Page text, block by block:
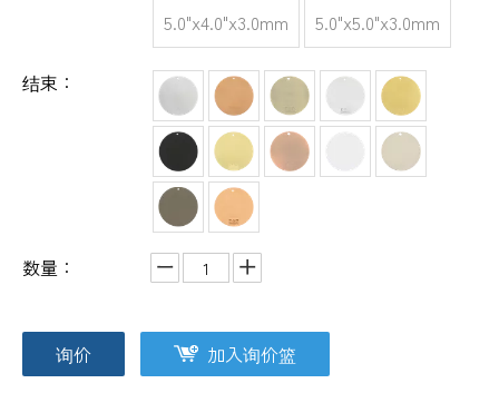
5.0"x4.0"x3.0mm 5.0"x5.0"x3.0mm
结束：
数量：
询价 加入询价篮